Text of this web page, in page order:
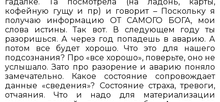
кофейную гущу и пр) и говорит – Поскольку я
получаю информацию ОТ САМОГО БОГА, мои
слова истины. Так вот. В следующем году ты
разоришься. А через год попадешь в аварию. А
потом все будет хорошо. Что это для нашего
подсознания? Про «все хорошо», поверьте, оно не
услышало. Зато про разорение и аварию поняло
замечательно. Какое состояние сопровождает
данные «сведения»? Состояние страха, тревоги,
отчаяния. Что и надо для материализации